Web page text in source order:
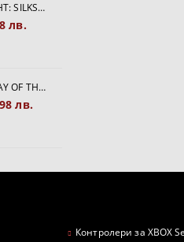
HOLLOW KNIGHT: SILKSONG [PS5]
лв.
ONIMUSHA: WAY OF THE SWORD [NINTENDO SWITCH 2]
лв.
Контролери за XBOX